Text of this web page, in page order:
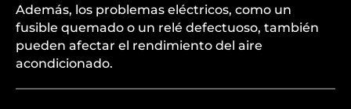
Además, los problemas eléctricos, como un
fusible quemado o un relé defectuoso, también
pueden afectar el rendimiento del aire
acondicionado.